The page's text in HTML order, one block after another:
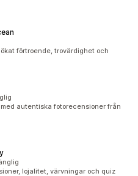
förtroende, trovärdighet och
autentiska fotorecensioner från
lojalitet, värvningar och quiz